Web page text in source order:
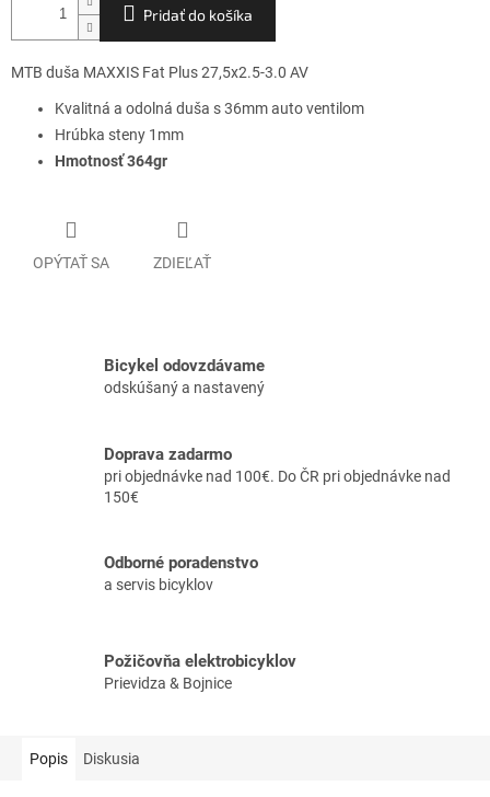
Pridať do košíka
MTB duša MAXXIS Fat Plus 27,5x2.5-3.0 AV
Kvalitná a odolná duša s 36mm auto ventilom
Hrúbka steny 1mm
Hmotnosť 364gr
OPÝTAŤ SA ZDIEĽAŤ
Bicykel odovzdávame
odskúšaný a nastavený
Doprava zadarmo
pri objednávke nad 100€. Do ČR pri objednávke nad
150€
Odborné poradenstvo
a servis bicyklov
Požičovňa elektrobicyklov
Prievidza & Bojnice
Popis Diskusia